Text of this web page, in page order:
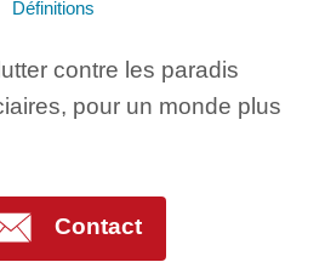
Définitions
contre les paradis
pour un monde plus
Contact